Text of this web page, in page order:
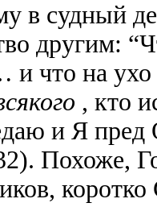
в судный
другим:
что на
, кто
и Я
Похоже,